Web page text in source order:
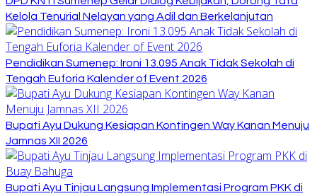
Kelola Tenurial Nelayan yang Adil dan Berkelanjutan
Pendidikan Sumenep: Ironi 13.095 Anak Tidak Sekolah di
Tengah Euforia Kalender of Event 2026
Bupati Ayu Dukung Kesiapan Kontingen Way Kanan Menuju
Jamnas XII 2026
Bupati Ayu Tinjau Langsung Implementasi Program PKK di